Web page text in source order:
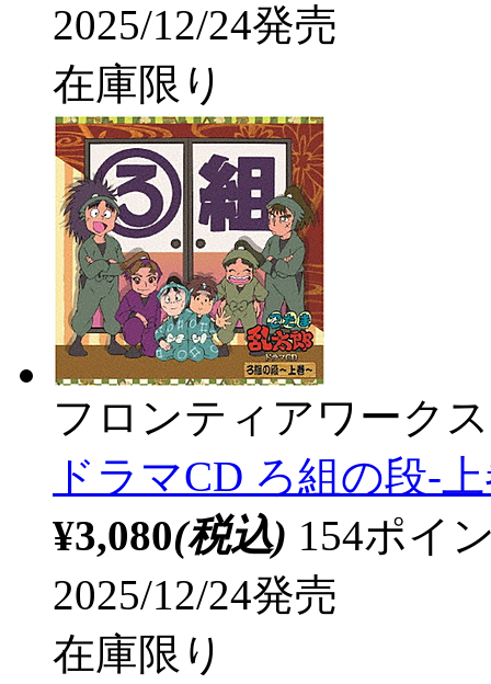
2025/12/24発売
在庫限り
フロンティアワークス
ドラマCD ろ組の段-
¥3,080(税込) 154ポイ
2025/12/24発売
在庫限り